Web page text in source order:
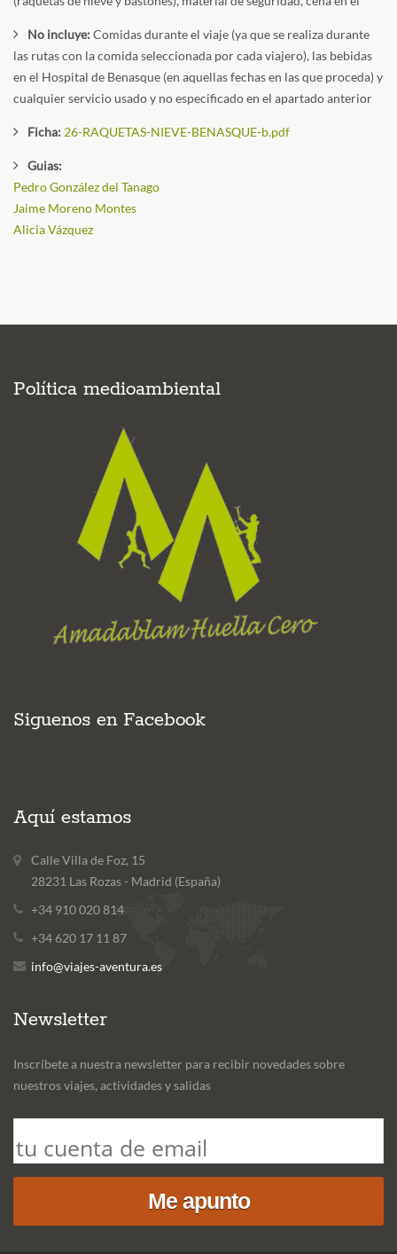
No incluye:Comidas durante el viaje (ya que se realiza durante
las rutas con la comida seleccionada por cada viajero), las bebidas
en el Hospital de Benasque (en aquellas fechas en las que proceda) y
cualquier servicio usado y no especificado en el apartado anterior
Ficha: 26-RAQUETAS-NIEVE-BENASQUE-b.pdf
Guias:
Pedro González del Tanago
Jaime Moreno Montes
Alicia Vázquez
Política medioambiental
Siguenos en Facebook
Aquí estamos
Calle Villa de Foz, 15
28231 Las Rozas - Madrid (España)
+34 910 020 814
+34 620 17 11 87
info@viajes-aventura.es
Newsletter
Inscríbete a nuestra newsletter para recibir novedades sobre
nuestros viajes, actividades y salidas